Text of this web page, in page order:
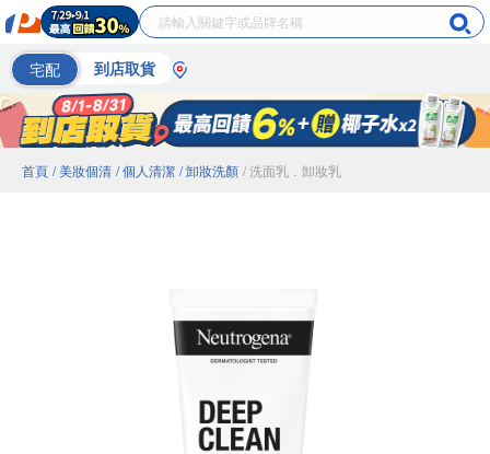
宅配 到店取貨
首頁 / 美妝個清 / 個人清潔 / 卸妝洗顏 / 洗面乳．卸妝乳